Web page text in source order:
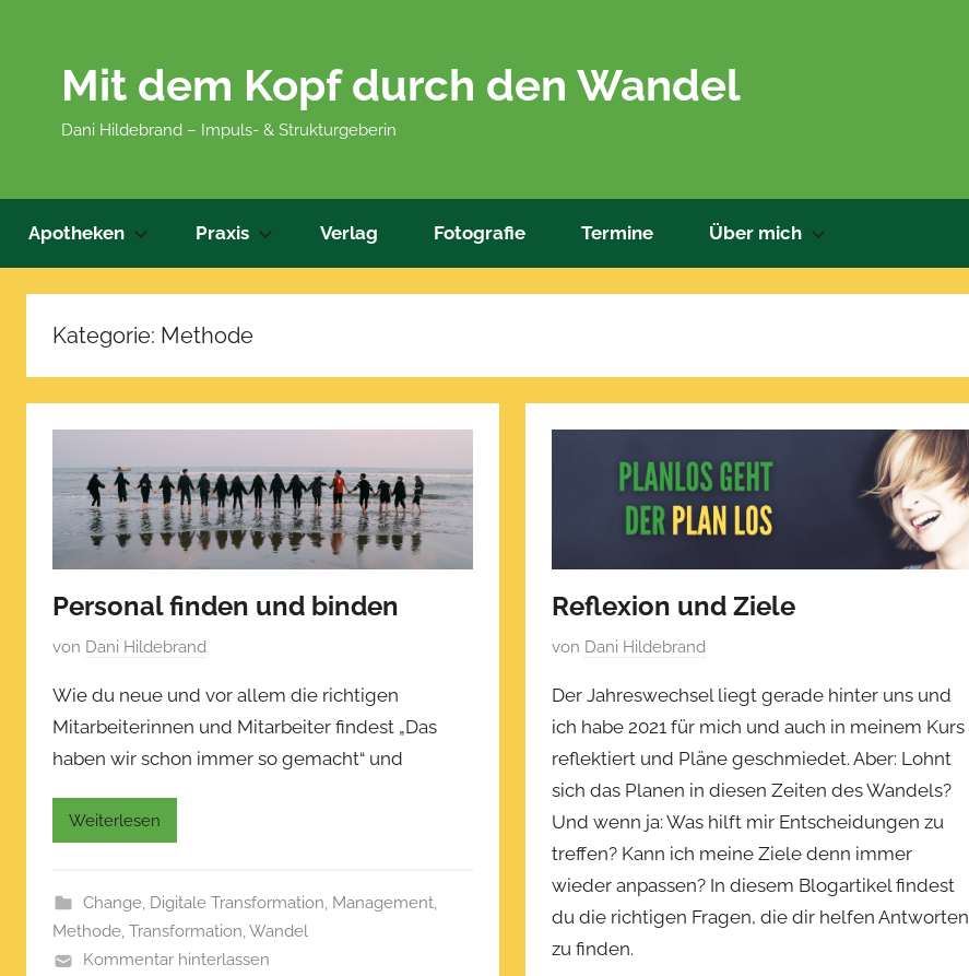
springenMit dem Kopf durch den Wandel
Dani Hildebrand – Impuls- & Strukturgeberin
Apotheken Praxis Verlag Fotografie Termine Über mich
Kategorie: Methode
Personal finden und binden
V
r
ö
f
n
l
i
c
von Dani Hildebrand
Wie du neue und vor allem die richtigen
Mitarbeiterinnen und Mitarbeiter findest „Das
haben wir schon immer so gemacht“ und
Weiterlesen
Change, Digitale Transformation, Management,
Methode, Transformation,Wandel
Kommentar hinterlassen
Reflexion und Ziele
V
r
ö
f
f
e
n
c
von Dani Hildebrand
Der Jahreswechsel liegt gerade hinter uns und
ich habe 2021 für mich und auch in meinem Kurs
reflektiert und Pläne geschmiedet. Aber: Lohnt
sich das Planen in diesen Zeiten des Wandels?
Und wenn ja: Was hilft mir Entscheidungen zu
treffen? Kann ich meine Ziele denn immer
wieder anpassen? In diesem Blogartikel findest
du die richtigen Fragen, die dir helfen Antworten
zu finden.